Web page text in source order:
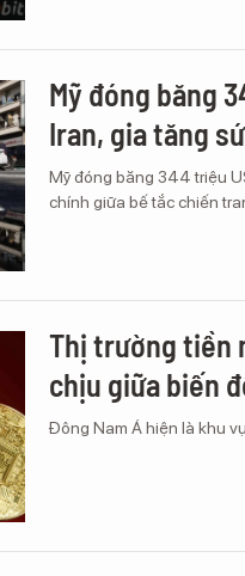
Mỹ đóng băng
Iran, gia tăng
Mỹ đóng băng 344 triệu
chính giữa bế tắc chiến
Thị trường tiền
chịu giữa biến
Đông Nam Á hiện là khu